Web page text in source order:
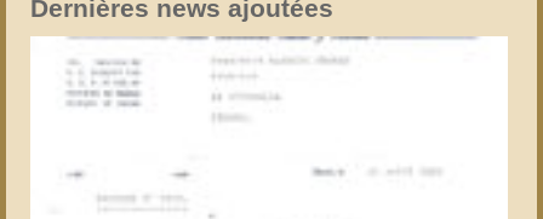
Dernières news ajoutées